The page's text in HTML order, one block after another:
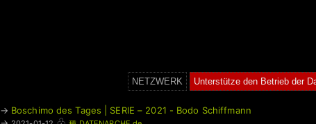
NETZWERK Unterstütze den Betrieb der
→ Boschimo des Tages | SERIE – 2021 - Bodo Schiffmann